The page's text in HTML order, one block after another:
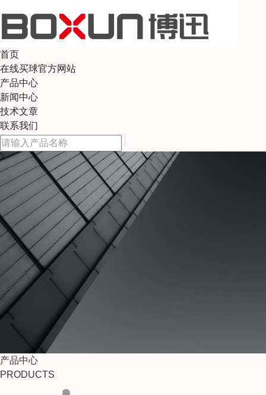
首页
在线买球官方网站
产品中心
新闻中心
技术文章
联系我们
产品中心
PRODUCTS